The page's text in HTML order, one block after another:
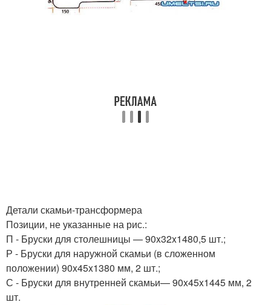
Детали скамьи-трансформера
Позиции, не указанные на рис.:
П - Бруски для столешницы — 90x32x1480,5 шт.;
Р - Бруски для наружной скамьи (в сложенном
положении) 90x45x1380 мм, 2 шт.;
С - Бруски для внутренней скамьи— 90x45x1445 мм, 2
шт.